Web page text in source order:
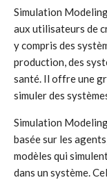
Simulation
aux utilisateurs de
y compris des
production, des
santé. Il offre une
simuler des
Simulation
basée sur les
modèles qui
dans un système.